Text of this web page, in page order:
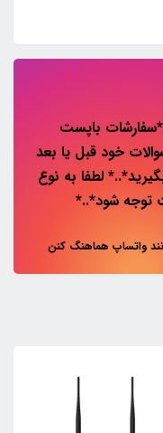
باپست
خود قبل یا بعد
لطفا به نوع
توجه شود*..*
واتساپ هماهنگ کنن